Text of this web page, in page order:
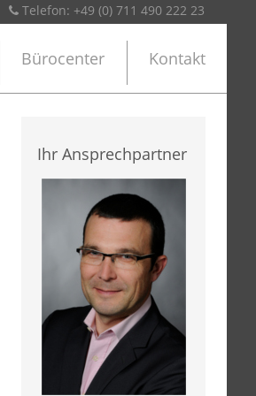
Telefon: +49 (0) 711 490 222 23
Kontakt
Bürocenter
Ihr Ansprechpartner